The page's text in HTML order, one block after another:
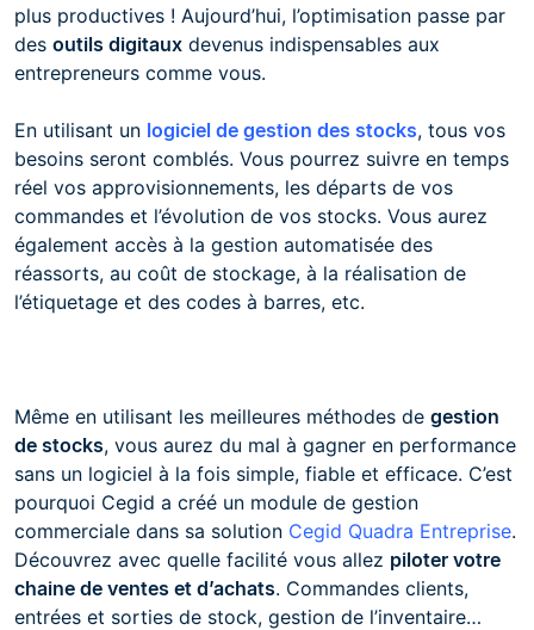
plus productives ! Aujourd’hui, l’optimisation passe par
des outils digitaux devenus indispensables aux
entrepreneurs comme vous.
En utilisant un logiciel de gestion des stocks, tous vos
besoins seront comblés. Vous pourrez suivre en temps
réel vos approvisionnements, les départs de vos
commandes et l’évolution de vos stocks. Vous aurez
également accès à la gestion automatisée des
réassorts, au coût de stockage, à la réalisation de
l’étiquetage et des codes à barres, etc.
Même en utilisant les meilleures méthodes de gestion
de stocks, vous aurez du mal à gagner en performance
sans un logiciel à la fois simple, fiable et efficace. C’est
pourquoi Cegid a créé un module de gestion
commerciale dans sa solution Cegid Quadra Entreprise.
Découvrez avec quelle facilité vous allez piloter votre
chaine de ventes et d’achats. Commandes clients,
entrées et sorties de stock, gestion de l’inventaire…